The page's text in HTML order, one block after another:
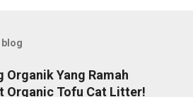
Organik Yang Ramah
Organic Tofu Cat Litter!